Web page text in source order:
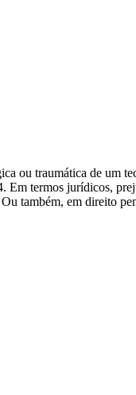
ou traumática de um
Em termos jurídicos,
também, em direito